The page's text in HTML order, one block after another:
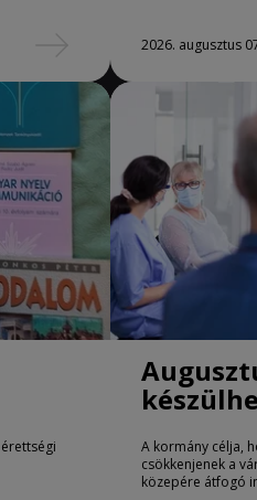
2026. augusztus
A kormány célja,
csökkenjenek a
közepére átfogó